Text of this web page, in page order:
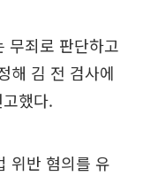
무죄로 판단하고
해 김 전 검사에
했다.
위반 혐의를 유